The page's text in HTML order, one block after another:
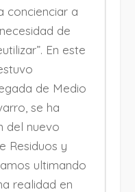
concienciar a
de
En este
de Medio
se ha
del nuevo
Residuos y
ultimando
realidad en